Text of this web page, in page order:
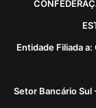
Entidade Filiada a:
Setor Bancário Sul